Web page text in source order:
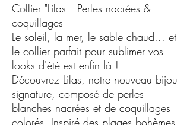
Collier "Lilas" - Perles nacrées &
coquillages
Le soleil, la mer, le sable chaud... et
le collier parfait pour sublimer vos
looks d'été est enfin là !
Découvrez Lilas, notre nouveau bijou
signature, composé de perles
blanches nacrées et de coquillages
colorés. Inspiré des plages bohèmes